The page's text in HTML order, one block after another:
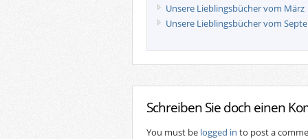
Unsere Lieblingsbücher vom März
Unsere Lieblingsbücher vom
Schreiben Sie doch einen
You must be logged in to post a